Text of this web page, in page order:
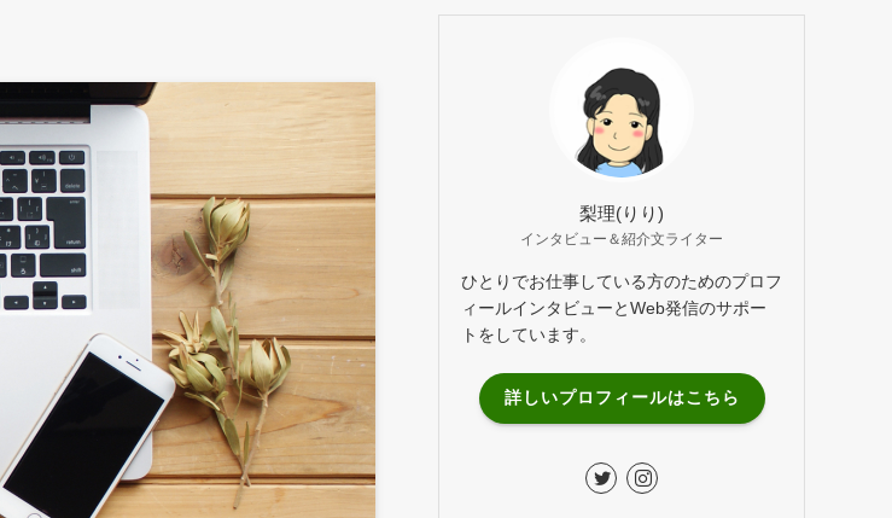
梨理(りり)
インタビュー＆紹介文ライター
ひとりでお仕事している方のためのプロフ
ィールインタビューとWeb発信のサポー
トをしています。
詳しいプロフィールはこちら